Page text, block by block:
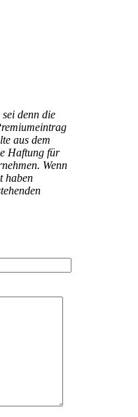
denn die
aus dem
Haftung für
Wenn
haben